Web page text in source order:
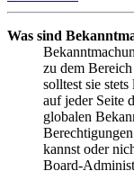
Was sind
zu dem
solltest sie
auf jeder Seite
globalen
kannst oder
Board-